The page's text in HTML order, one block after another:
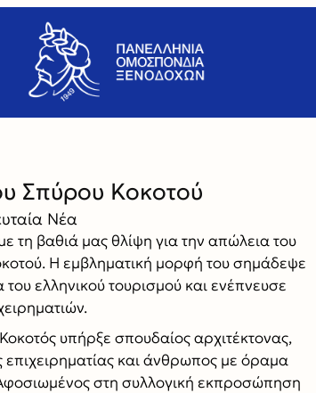
Σπύρου Κοκοτού
Νέα
τη βαθιά μας θλίψη για την απώλεια του
Η εμβληματική μορφή του σημάδεψε
του ελληνικού τουρισμού και ενέπνευσε
υπήρξε σπουδαίος αρχιτέκτονας,
επιχειρηματίας και άνθρωπος με όραμα
στη συλλογική εκπροσώπηση